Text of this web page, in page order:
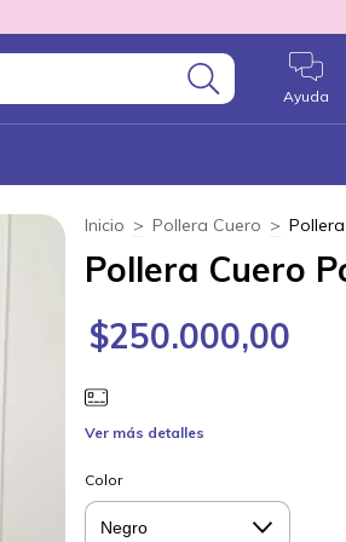
Ayuda
Inicio > Pollera Cuero >
Pollera Cuero
$250.000,00
Ver más detalles
Color